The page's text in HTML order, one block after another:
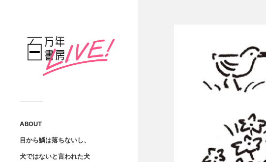
ABOUT
目から鱗は落ちないし、
犬ではないと言われた犬